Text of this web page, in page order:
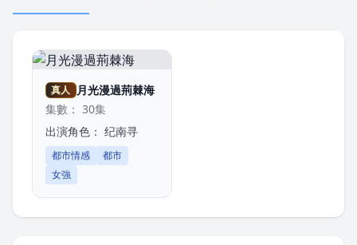
真人 月光漫過荊棘海
集數： 30集
出演角色： 纪南寻
都市情感
都市
女強